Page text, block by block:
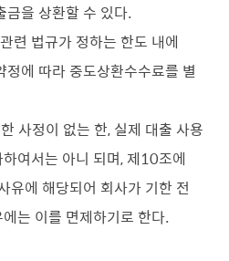
금을 상환할 수 있다.
련 법규가 정하는 한도 내에
에 따라 중도상환수수료를 별
사정이 없는 한, 실제 대출 사용
여서는 아니 되며, 제10조에
유에 해당되어 회사가 기한 전
는 이를 면제하기로 한다.